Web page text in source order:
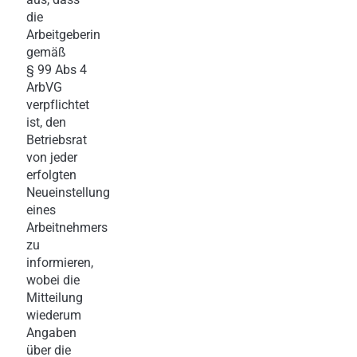
die
Arbeitgeberin
gemäß
§ 99 Abs 4
ArbVG
verpflichtet
ist, den
Betriebsrat
von jeder
erfolgten
Neueinstellung
eines
Arbeitnehmers
zu
informieren,
wobei die
Mitteilung
wiederum
Angaben
über die